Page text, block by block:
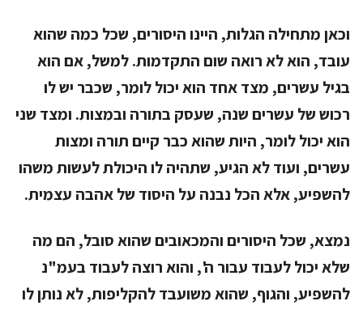
וכאן מתחילה הגלות, היינו היסורים, שכל כמה שהוא
עובד, הוא לא רואה שום התקדמות. למשל, אם הוא
בגיל עשרים, מצד אחד הוא יכול לומר, שכבר יש לו
רכוש של עשרים שנה, שעסק בתורה ובמצות. ומצד שני
הוא יכול לומר, היות שהוא כבר קיים תורה ומצות
עשרים, ועוד לא הגיע, שתהיה לו היכולת לעשות משהו
להשפיע, אלא הכל נבנה על היסוד של אהבה עצמית.
נמצא, שכל היסורים והמכאובים שהוא סובל, הם מה
שלא יכול לעבוד עבור ה', והוא רוצה לעבוד בעמ"נ
להשפיע, והגוף, שהוא משועבד להקליפות, לא נותן לו